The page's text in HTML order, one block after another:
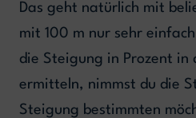
Das geht natürlich mit
mit 100 m nur sehr
die Steigung in Prozent in
ermitteln, nimmst du die
Steigung bestimmten